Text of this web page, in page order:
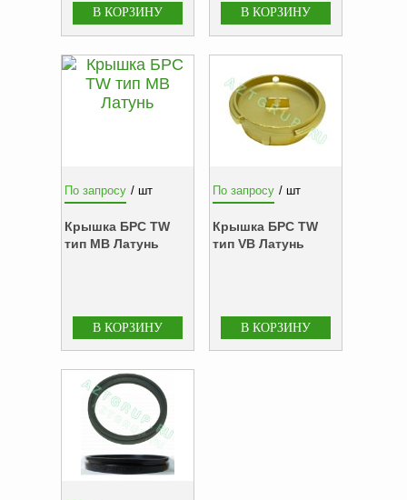
Газоаналитическое
оборудование
Эксплуатационное
оборудование
Аналоги запасных
БЕНЗОВОЗОВ И
МИНИ АЗС
ОБОРУДОВАНИЕ
АГЗС, ГНС
компании
Услуги
Распродажа
По запросу / шт
Крышка БРС TW
тип MB Латунь
По запросу / шт
Крышка БРС TW
тип VB Латунь